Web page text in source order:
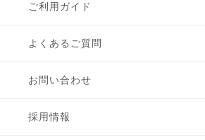
ご利用ガイド
よくあるご質問
お問い合わせ
採用情報